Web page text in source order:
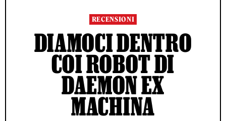
RECENSIONI
DIAMOCI DENTRO
COI ROBOT DI
DAEMON EX
MACHINA